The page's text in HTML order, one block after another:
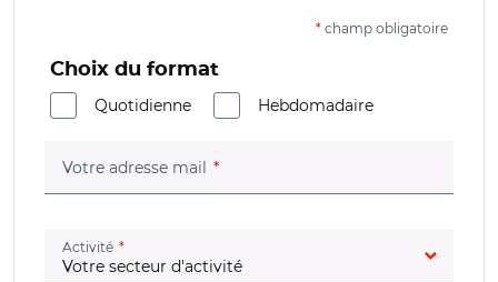
* champ obligatoire
Choix du format
Quotidienne
Hebdomadaire
Votre adresse mail (champ obligatoire)
Activité (champ obligatoire)